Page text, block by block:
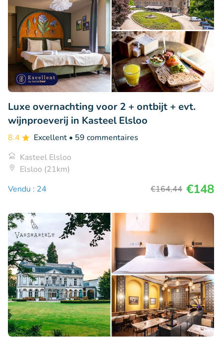
Luxe overnachting voor 2 + ontbijt + evt.
wijnproeverij in Kasteel Elsloo
8.4 Excellent • 59 commentaires
Kasteel Elsloo
Elsloo (21km)
Vendu : 24
€164,44 €148